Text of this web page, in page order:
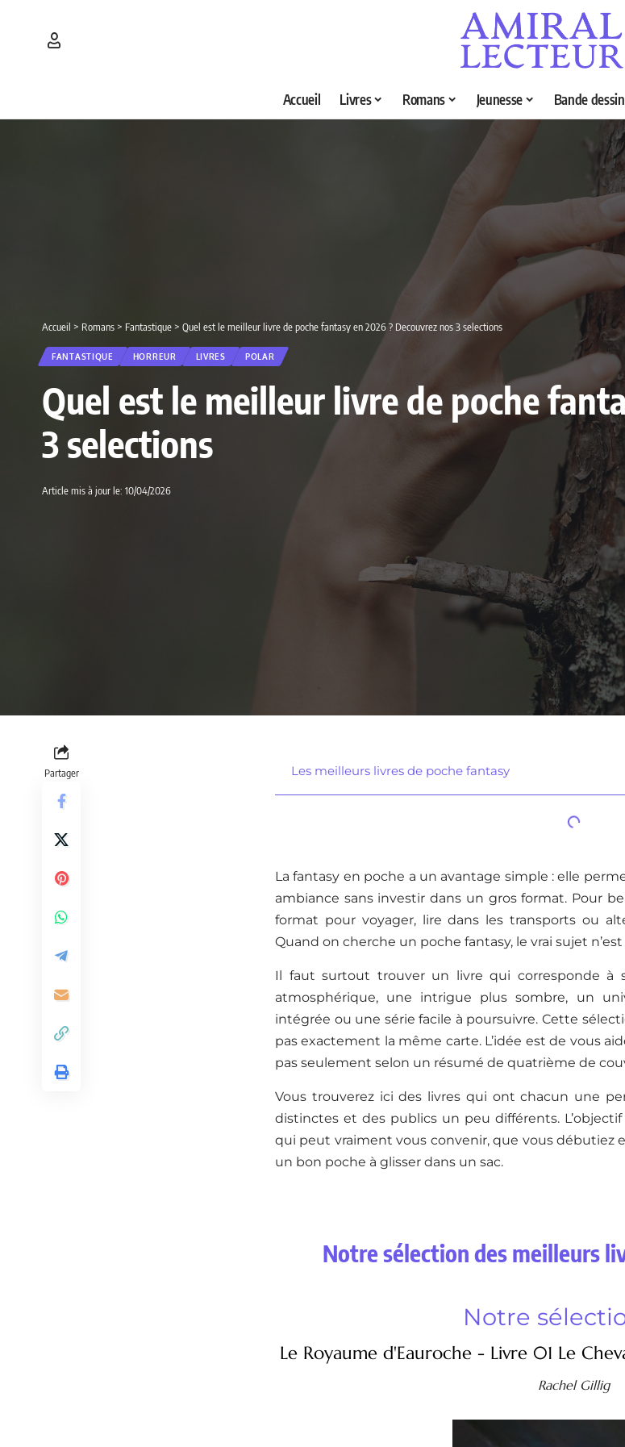
Accueil Livres Romans Jeunesse Bande
Accueil > Romans > Fantastique> Quel est le meilleur livre de poche fantasy en 2026 ? Decouvrez nos 3 selections
FANTASTIQUE HORREUR LIVRES POLAR
Quel est le meilleur livre de poche
3 selections
Article mis à jour le: 10/04/2026
Partager Les meilleurs livres de poche fantasy
La fantasy en poche a un avantage simple : elle
ambiance sans investir dans un gros format. Pour
format pour voyager, lire dans les transports ou
Quand on cherche un poche fantasy, le vrai sujet
Il faut surtout trouver un livre qui corresponde à
atmosphérique, une intrigue plus sombre, un
intégrée ou une série facile à poursuivre. Cette
pas exactement la même carte. L’idée est de vous
pas seulement selon un résumé de quatrième de
Vous trouverez ici des livres qui ont chacun une
distinctes et des publics un peu différents.
qui peut vraiment vous convenir, que vous débutiez
un bon poche à glisser dans un sac.
Notre sélection des meilleurs
Notre
Le Royaume d'Eauroche - Livre 01 Le
Rachel Gillig